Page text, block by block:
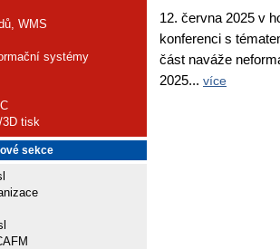
WMS
systémy
3D tisk
sekce
12. června 2025 v
konferenci s
část naváže
2025... více